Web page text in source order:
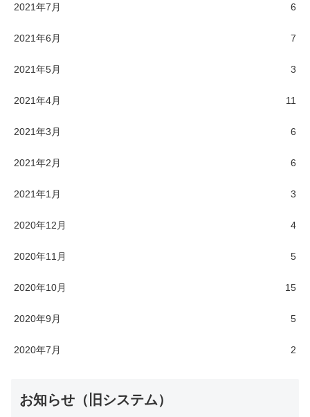
2021年7月 6
2021年6月 7
2021年5月 3
2021年4月 11
2021年3月 6
2021年2月 6
2021年1月 3
2020年12月 4
2020年11月 5
2020年10月 15
2020年9月 5
2020年7月 2
お知らせ（旧システム）